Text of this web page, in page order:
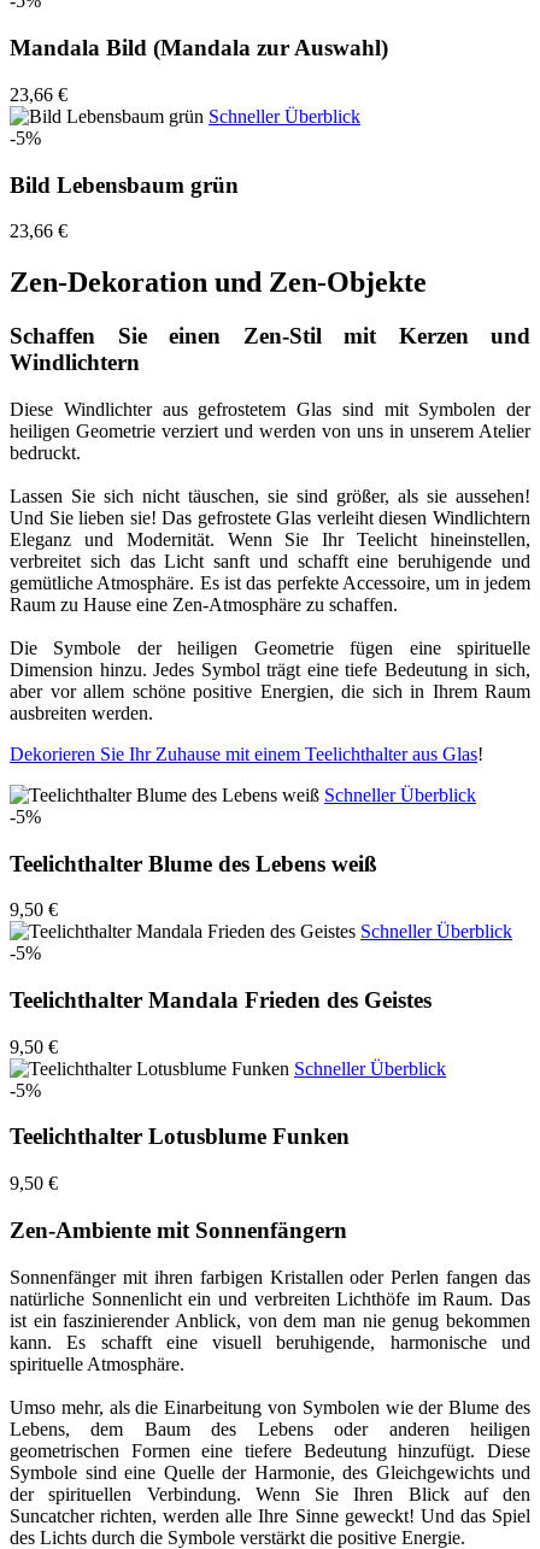
Mandala Bild (Mandala zur Auswahl)
23,66 €
Schneller Überblick
-5%
Bild Lebensbaum grün
23,66 €
Zen-Dekoration und Zen-Objekte
Schaffen Sie einen Zen-Stil mit Kerzen und
Windlichtern
Diese Windlichter aus gefrostetem Glas sind mit Symbolen der
heiligen Geometrie verziert und werden von uns in unserem Atelier
bedruckt.
Lassen Sie sich nicht täuschen, sie sind größer, als sie aussehen!
Und Sie lieben sie! Das gefrostete Glas verleiht diesen Windlichtern
Eleganz und Modernität. Wenn Sie Ihr Teelicht hineinstellen,
verbreitet sich das Licht sanft und schafft eine beruhigende und
gemütliche Atmosphäre. Es ist das perfekte Accessoire, um in jedem
Raum zu Hause eine Zen-Atmosphäre zu schaffen.
Die Symbole der heiligen Geometrie fügen eine spirituelle
Dimension hinzu. Jedes Symbol trägt eine tiefe Bedeutung in sich,
aber vor allem schöne positive Energien, die sich in Ihrem Raum
ausbreiten werden.
Dekorieren Sie Ihr Zuhause mit einem Teelichthalter aus Glas!
Schneller Überblick
-5%
Teelichthalter Blume des Lebens weiß
9,50 €
Schneller Überblick
-5%
Teelichthalter Mandala Frieden des Geistes
9,50 €
Schneller Überblick
-5%
Teelichthalter Lotusblume Funken
9,50 €
Zen-Ambiente mit Sonnenfängern
Sonnenfänger mit ihren farbigen Kristallen oder Perlen fangen das
natürliche Sonnenlicht ein und verbreiten Lichthöfe im Raum. Das
ist ein faszinierender Anblick, von dem man nie genug bekommen
kann. Es schafft eine visuell beruhigende, harmonische und
spirituelle Atmosphäre.
Umso mehr, als die Einarbeitung von Symbolen wie der Blume des
Lebens, dem Baum des Lebens oder anderen heiligen
geometrischen Formen eine tiefere Bedeutung hinzufügt. Diese
Symbole sind eine Quelle der Harmonie, des Gleichgewichts und
der spirituellen Verbindung. Wenn Sie Ihren Blick auf den
Suncatcher richten, werden alle Ihre Sinne geweckt! Und das Spiel
des Lichts durch die Symbole verstärkt die positive Energie.